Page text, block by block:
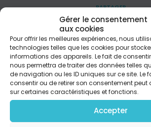
Gérer le consentement
aux cookies
Pour offrir les meilleures expériences, nous
technologies telles que les cookies pour
informations des appareils. Le fait de
nous permettra de traiter des données telles
de navigation ou les ID uniques sur ce site. Le
consentir ou de retirer son consentement peut
sur certaines caractéristiques et fonctions.
Accepter
PARTAGER
Que reste-t-il, après Après que tout
fumée Que vaut la vie sur cette
courir après des chimères Que
Après, quand tout se sera envolé
n’y a pas de hasard Découvrir que
dérisoire Tout disparaîtra, ici-bas
ici-bas La réalité, on ne la voit pas
n’y pense pas A quoi ça sert de
Pour récolter seulement du vent !